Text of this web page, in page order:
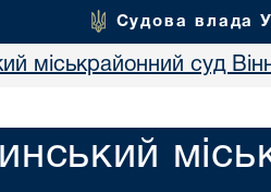
Судова влада
міськрайонний суд